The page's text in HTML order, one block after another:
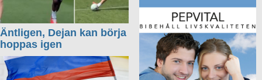
Äntligen, Dejan kan börja
hoppas igen